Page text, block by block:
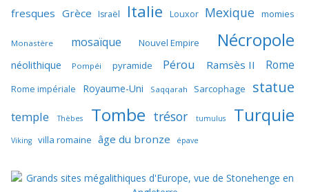
fresques Grèce Israël Italie Louxor Mexique momies
Monastère mosaïque Nouvel Empire Nécropole
néolithique Pompéi pyramide Pérou Ramsès II Rome
Rome impériale Royaume-Uni Saqqarah Sarcophage statue
temple Thèbes Tombe trésor tumulus Turquie
Viking villa romaine âge du bronze épave